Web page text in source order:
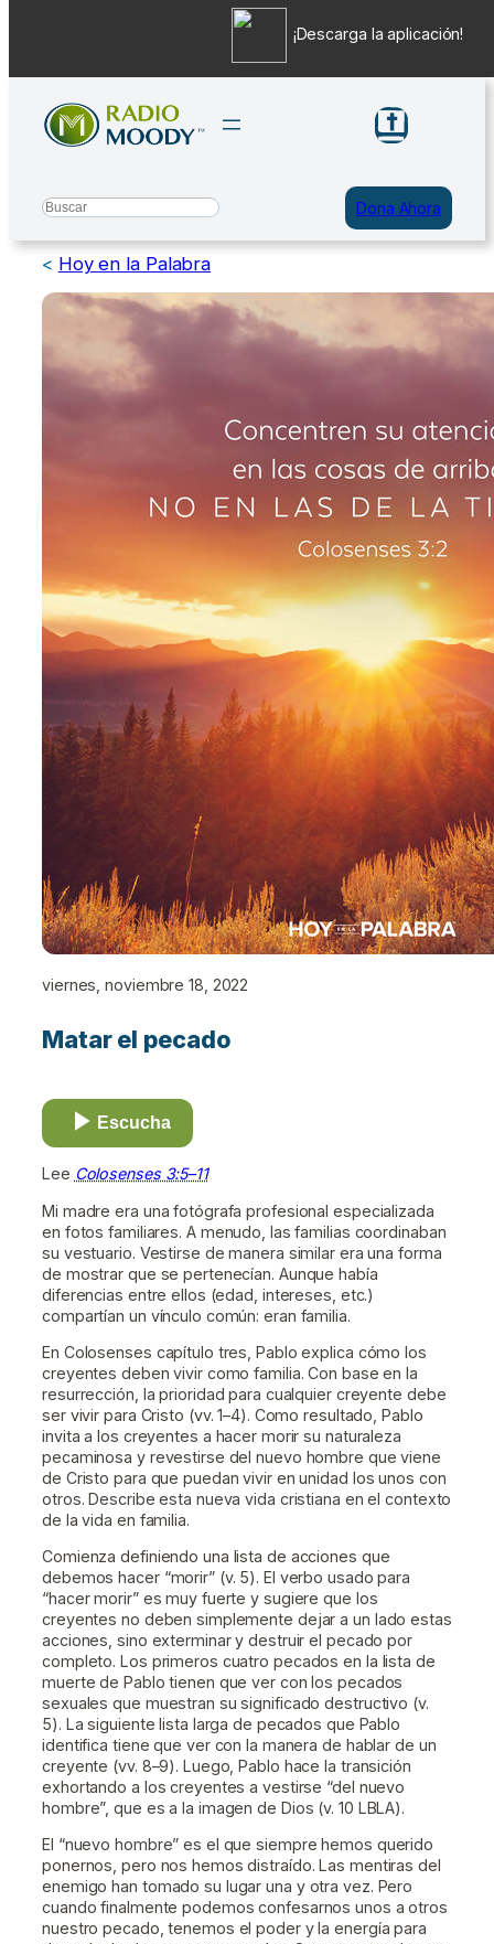
contenido
Search Dona Ahora
< Hoy en la Palabra
viernes, noviembre 18, 2022
Matar el pecado
Escucha
Lee Colosenses 3:5–11
Mi madre era una fotógrafa profesional especializada
en fotos familiares. A menudo, las familias coordinaban
su vestuario. Vestirse de manera similar era una forma
de mostrar que se pertenecían. Aunque había
diferencias entre ellos (edad, intereses, etc.)
compartían un vínculo común: eran familia.
En Colosenses capítulo tres, Pablo explica cómo los
creyentes deben vivir como familia. Con base en la
resurrección, la prioridad para cualquier creyente debe
ser vivir para Cristo (vv. 1–4). Como resultado, Pablo
invita a los creyentes a hacer morir su naturaleza
pecaminosa y revestirse del nuevo hombre que viene
de Cristo para que puedan vivir en unidad los unos con
otros. Describe esta nueva vida cristiana en el contexto
de la vida en familia.
Comienza definiendo una lista de acciones que
debemos hacer “morir” (v. 5). El verbo usado para
“hacer morir” es muy fuerte y sugiere que los
creyentes no deben simplemente dejar a un lado estas
acciones, sino exterminar y destruir el pecado por
completo. Los primeros cuatro pecados en la lista de
muerte de Pablo tienen que ver con los pecados
sexuales que muestran su significado destructivo (v.
5). La siguiente lista larga de pecados que Pablo
identifica tiene que ver con la manera de hablar de un
creyente (vv. 8–9). Luego, Pablo hace la transición
exhortando a los creyentes a vestirse “del nuevo
hombre”, que es a la imagen de Dios (v. 10 LBLA).
El “nuevo hombre” es el que siempre hemos querido
ponernos, pero nos hemos distraído. Las mentiras del
enemigo han tomado su lugar una y otra vez. Pero
cuando finalmente podemos confesarnos unos a otros
nuestro pecado, tenemos el poder y la energía para
¡Descarga la aplicación!